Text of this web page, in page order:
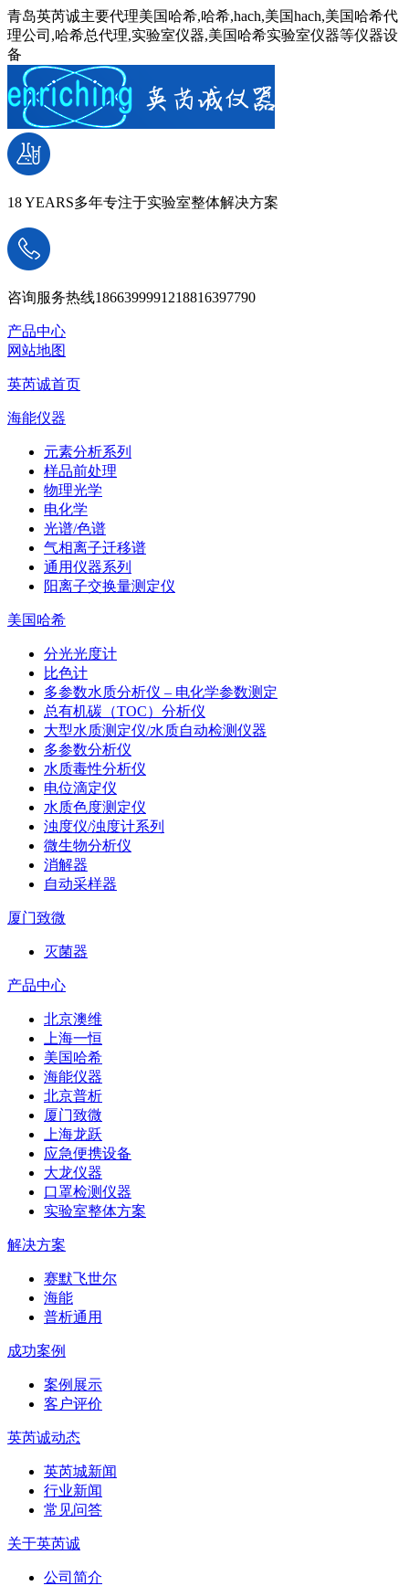
青岛英芮诚主要代理美国哈希,哈希,hach,美国hach,美国哈希代
理公司,哈希总代理,实验室仪器,美国哈希实验室仪器等仪器设
备
18 YEARS多年专注于实验室整体解决方案
咨询服务热线1866399991218816397790
产品中心
网站地图
英芮诚首页
海能仪器
元素分析系列
样品前处理
物理光学
电化学
光谱/色谱
气相离子迁移谱
通用仪器系列
阳离子交换量测定仪
美国哈希
分光光度计
比色计
多参数水质分析仪 – 电化学参数测定
总有机碳（TOC）分析仪
大型水质测定仪/水质自动检测仪器
多参数分析仪
水质毒性分析仪
电位滴定仪
水质色度测定仪
浊度仪/浊度计系列
微生物分析仪
消解器
自动采样器
厦门致微
灭菌器
产品中心
北京澳维
上海一恒
美国哈希
海能仪器
北京普析
厦门致微
上海龙跃
应急便携设备
大龙仪器
口罩检测仪器
实验室整体方案
解决方案
赛默飞世尔
海能
普析通用
成功案例
案例展示
客户评价
英芮诚动态
英芮城新闻
行业新闻
常见问答
关于英芮诚
公司简介